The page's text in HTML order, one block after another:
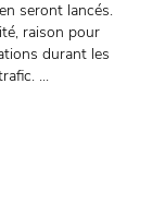
seront lancés.
raison pour
durant les
...